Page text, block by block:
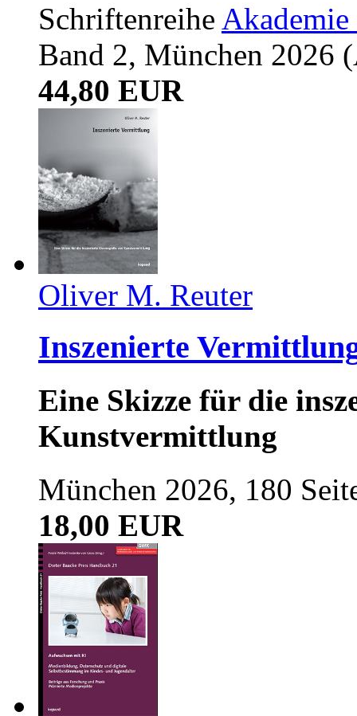
Schriftenreihe
Band 2, München 2026
44,80 EUR
Oliver M. Reuter
Inszenierte
Eine Skizze für die
Kunstvermittlung
München 2026, 180
18,00 EUR